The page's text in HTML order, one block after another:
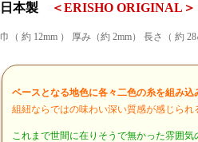
日本製
＜ERISHO ORIGINAL＞
巾（ 約 12mm ） 厚み（約 2mm） 長さ（ 約
ベースとなる地色に各々二色の糸を組み
組紐ならではの味わい深い質感が感じら
これまで世間に在りそうで無かった雰囲気